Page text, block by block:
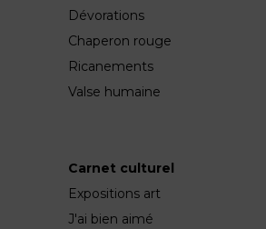
Dévorations
Chaperon rouge
Ricanements
Valse humaine
Carnet culturel
Expositions art
J'ai bien aimé